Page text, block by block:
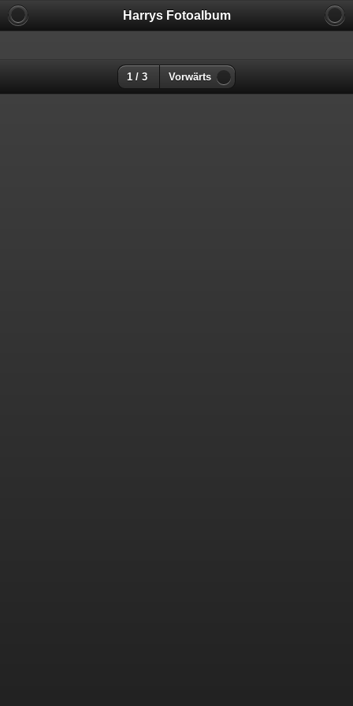
Harrys Fotoalbum
1 / 3 Vorwärts